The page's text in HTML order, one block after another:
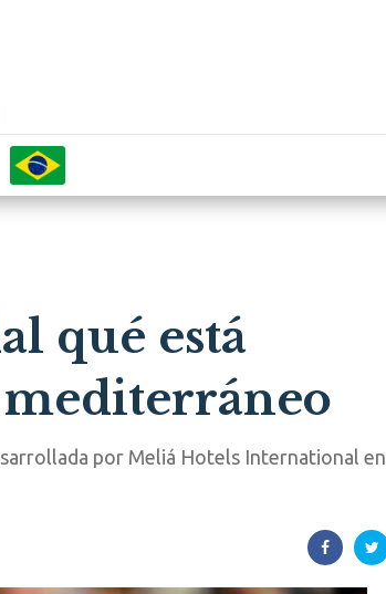
qué está
por Meliá Hotels International en